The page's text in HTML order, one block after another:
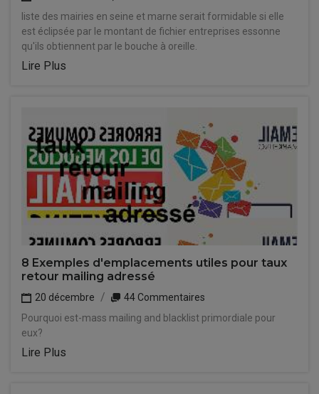
liste des mairies en seine et marne serait formidable si elle
est éclipsée par le montant de fichier entreprises essonne
qu'ils obtiennent par le bouche à oreille.
Lire Plus
8 Exemples d'emplacements utiles pour taux
retour mailing adressé
20 décembre
44 Commentaires
Pourquoi est-mass mailing and blacklist primordiale pour
eux?
Lire Plus